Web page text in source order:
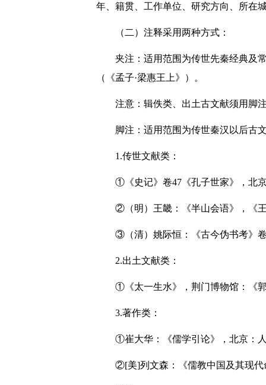
年、籍贯、工作单位、研究方向、所在
（二）注释采用两种方式：
夹注：适用范围为传世先秦经典及
（《孟子·梁惠王上》）。
注意：辑佚类、出土古文献须用脚
脚注：适用范围为传世秦汉以后古
1.传世文献类：
①《史记》卷47《孔子世家》，北
②（明）王畿：《半山会语》，《
③（清）姚际恒：《古今伪书考》
2.出土文献类：
①《太一生水》，荆门博物馆：《
3.著作类：
①崔大华：《儒学引论》，北京：
②[美]列文森：《儒教中国及其现代